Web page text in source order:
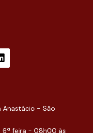
i
n
nAnastácio - São
6ª feira - 08h00 às